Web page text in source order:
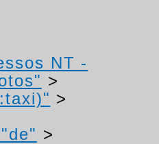
NT -
>
>
>